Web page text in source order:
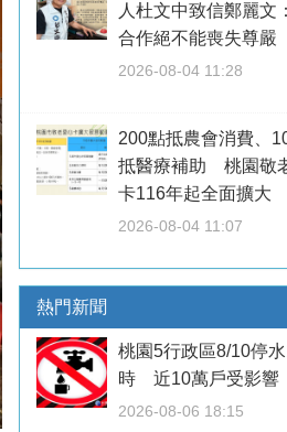
人杜文中致信鄭麗文
合作絕不能喪失尊嚴
2026-08-04 11:28
200點抵農會消費、
抵醫療補助 桃園敬
卡116年起全面擴大
2026-08-04 11:07
熱門新聞
桃園5行政區8/10停
時 近10萬戶受影響
2026-08-06 18:15